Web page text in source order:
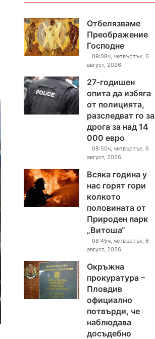
Отбелязваме
Преображение
Господне
09:08ч, четвъртък, 6
август, 2026
27-годишен
опита да избяга
от полицията,
разследват го за
дрога за над 14
000 евро
08:50ч, четвъртък, 6
август, 2026
Всяка година у
нас горят гори
колкото
половината от
Природен парк
„Витоша“
08:45ч, четвъртък, 6
август, 2026
Окръжна
прокуратура –
Пловдив
официално
потвърди, че
наблюдава
досъдебно